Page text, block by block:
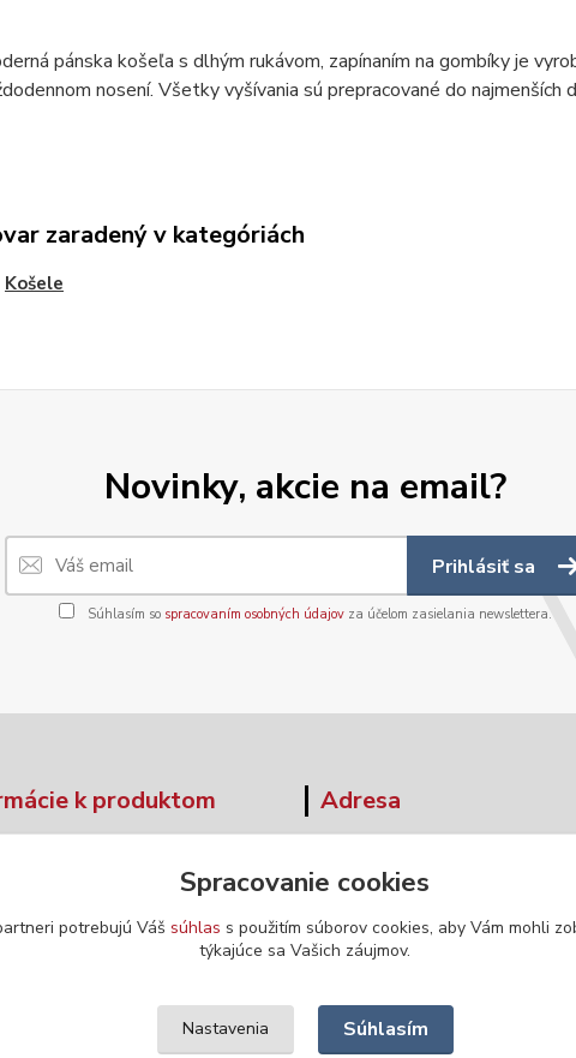
pánska košeľa s dlhým rukávom, zapínaním na gombíky je
nosení. Všetky vyšívania sú prepracované do najmenších
zaradený v kategóriách
Košele
Novinky, akcie na email?
Prihlásiť sa
Súhlasím so spracovaním osobných údajovza účelom zasielania newslettera.
k produktom Adresa
Banská Bystrica
974 04
Spracovanie cookies
potrebujú Váš súhlas s použitím súborov cookies, aby Vám mohli
týkajúce sa Vašich záujmov.
Nastavenia Súhlasím